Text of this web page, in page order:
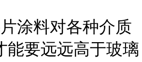
涂料对各种介质
能要远远高于玻璃